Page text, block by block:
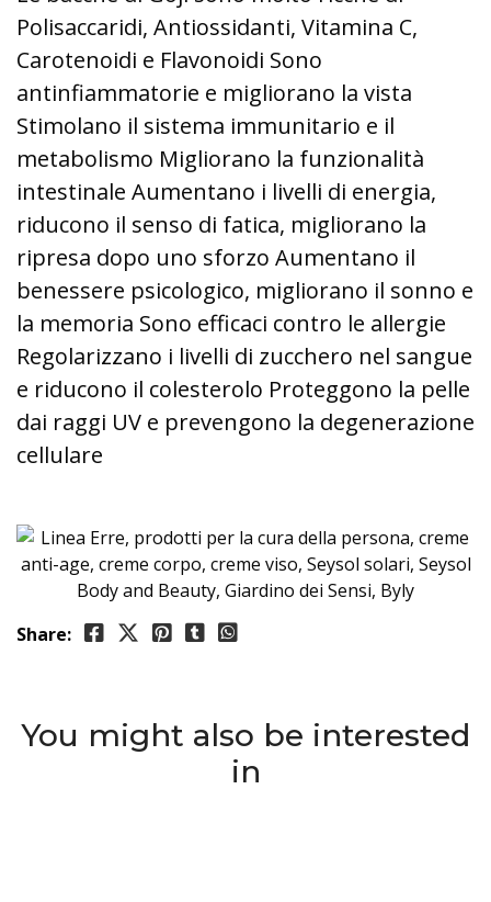
Polisaccaridi, Antiossidanti, Vitamina C,
Carotenoidi e Flavonoidi Sono
antinfiammatorie e migliorano la vista
Stimolano il sistema immunitario e il
metabolismo Migliorano la funzionalità
intestinale Aumentano i livelli di energia,
riducono il senso di fatica, migliorano la
ripresa dopo uno sforzo Aumentano il
benessere psicologico, migliorano il sonno e
la memoria Sono efficaci contro le allergie
Regolarizzano i livelli di zucchero nel sangue
e riducono il colesterolo Proteggono la pelle
dai raggi UV e prevengono la degenerazione
cellulare
Share:
You might also be interested
in